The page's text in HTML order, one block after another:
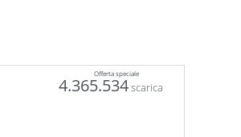
Offerta speciale
4.365.534scarica